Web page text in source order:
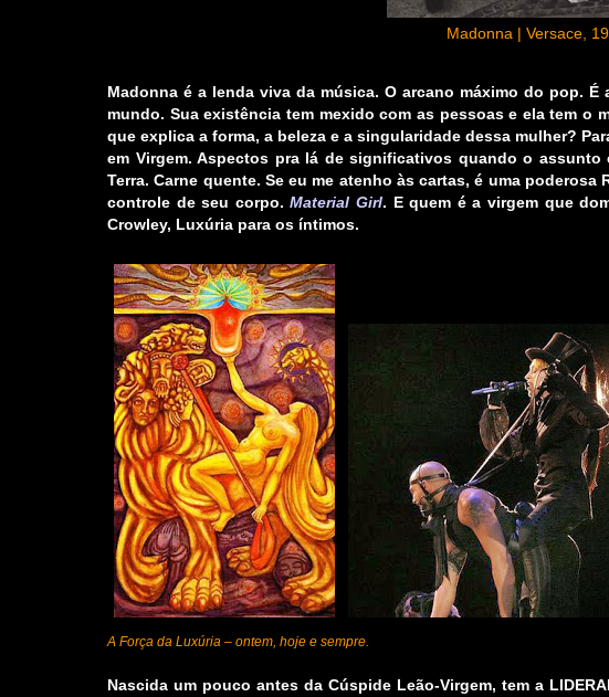
Madonna | Versace,
Madonna é a lenda viva da música. O arcano máximo do pop.
mundo. Sua existência tem mexido com as pessoas e ela tem o
que explica a forma, a beleza e a singularidade dessa mulher?
em Virgem. Aspectos pra lá de significativos quando o
Terra. Carne quente. Se eu me atenho às cartas, é uma poderosa
controle de seu corpo.Material Girl. E quem é a virgem que
Crowley, Luxúria para os íntimos.
A Força da Luxúria – ontem, hoje e sempre.
Nascida um pouco antes da Cúspide Leão-Virgem, tem a